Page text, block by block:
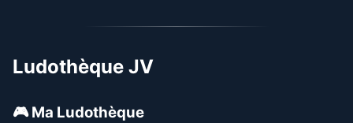
Ludothèque JV
🎮 Ma Ludothèque